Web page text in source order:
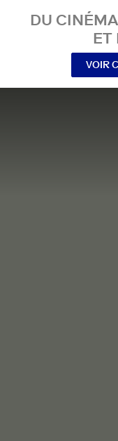
DU
ET
VOIR